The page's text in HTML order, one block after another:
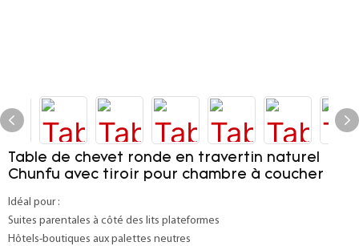
Table de chevet ronde en travertin naturel
Chunfu avec tiroir pour chambre à coucher
Idéal pour :
Suites parentales à côté des lits plateformes
Hôtels-boutiques aux palettes neutres